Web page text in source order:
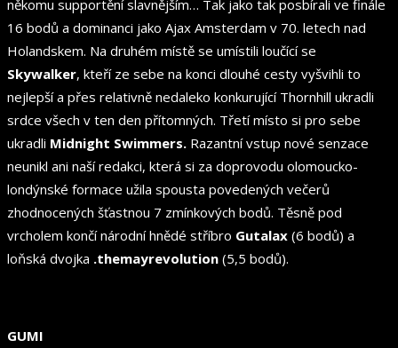
někomu supportění slavnějším… Tak jako tak posbírali ve finále
16 bodů a dominanci jako Ajax Amsterdam v 70. letech nad
Holandskem. Na druhém místě se umístili loučící se
Skywalker, kteří ze sebe na konci dlouhé cesty vyšvihli to
nejlepší a přes relativně nedaleko konkurující Thornhill ukradli
srdce všech v ten den přítomných. Třetí místo si pro sebe
ukradli Midnight Swimmers. Razantní vstup nové senzace
neunikl ani naší redakci, která si za doprovodu olomoucko-
londýnské formace užila spousta povedených večerů
zhodnocených šťastnou 7 zmínkových bodů. Těsně pod
vrcholem končí národní hnědé stříbro Gutalax (6 bodů) a
loňská dvojka .themayrevolution (5,5 bodů).
GUMI